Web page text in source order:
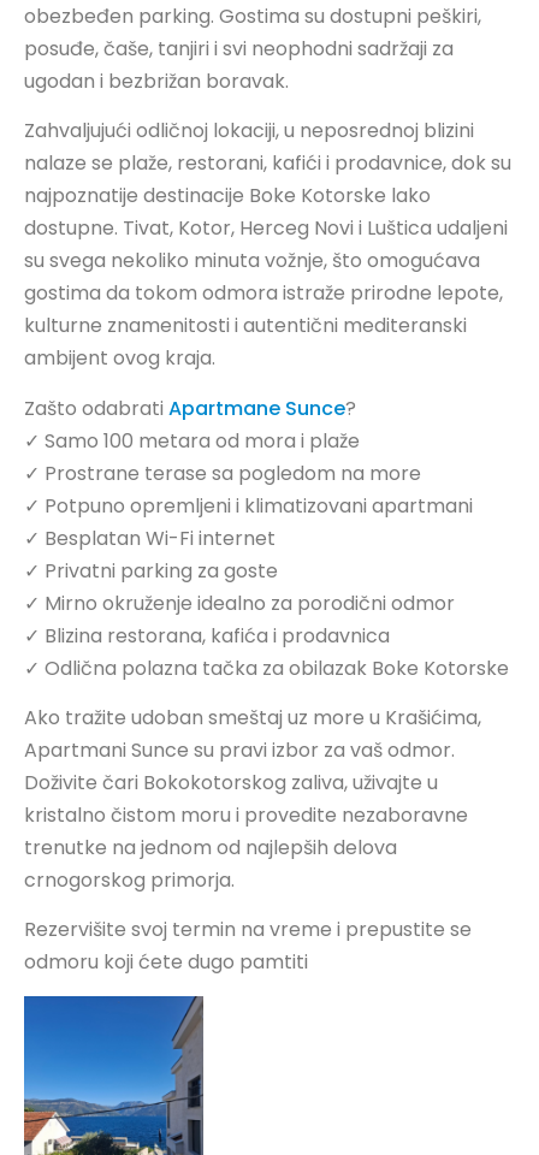
obezbeđen parking. Gostima su dostupni peškiri,
posuđe, čaše, tanjiri i svi neophodni sadržaji za
ugodan i bezbrižan boravak.
Zahvaljujući odličnoj lokaciji, u neposrednoj blizini
nalaze se plaže, restorani, kafići i prodavnice, dok su
najpoznatije destinacije Boke Kotorske lako
dostupne. Tivat, Kotor, Herceg Novi i Luštica udaljeni
su svega nekoliko minuta vožnje, što omogućava
gostima da tokom odmora istraže prirodne lepote,
kulturne znamenitosti i autentični mediteranski
ambijent ovog kraja.
Zašto odabrati Apartmane Sunce?
✓ Samo 100 metara od mora i plaže
✓ Prostrane terase sa pogledom na more
✓ Potpuno opremljeni i klimatizovani apartmani
✓ Besplatan Wi-Fi internet
✓ Privatni parking za goste
✓ Mirno okruženje idealno za porodični odmor
✓ Blizina restorana, kafića i prodavnica
✓ Odlična polazna tačka za obilazak Boke Kotorske
Ako tražite udoban smeštaj uz more u Krašićima,
Apartmani Sunce su pravi izbor za vaš odmor.
Doživite čari Bokokotorskog zaliva, uživajte u
kristalno čistom moru i provedite nezaboravne
trenutke na jednom od najlepših delova
crnogorskog primorja.
Rezervišite svoj termin na vreme i prepustite se
odmoru koji ćete dugo pamtiti